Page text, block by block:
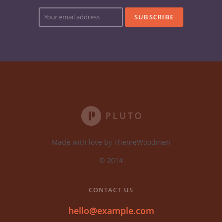
Your
e-
mail
Made with love by ThemeWoodmen
© 2014
CONTACT US
hello@example.com